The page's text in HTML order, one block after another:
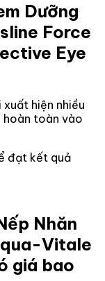
Dưỡng
Force
Eye
hiện nhiều
hoàn toàn vào
đạt kết quả
Nhăn
Vitale
giá bao